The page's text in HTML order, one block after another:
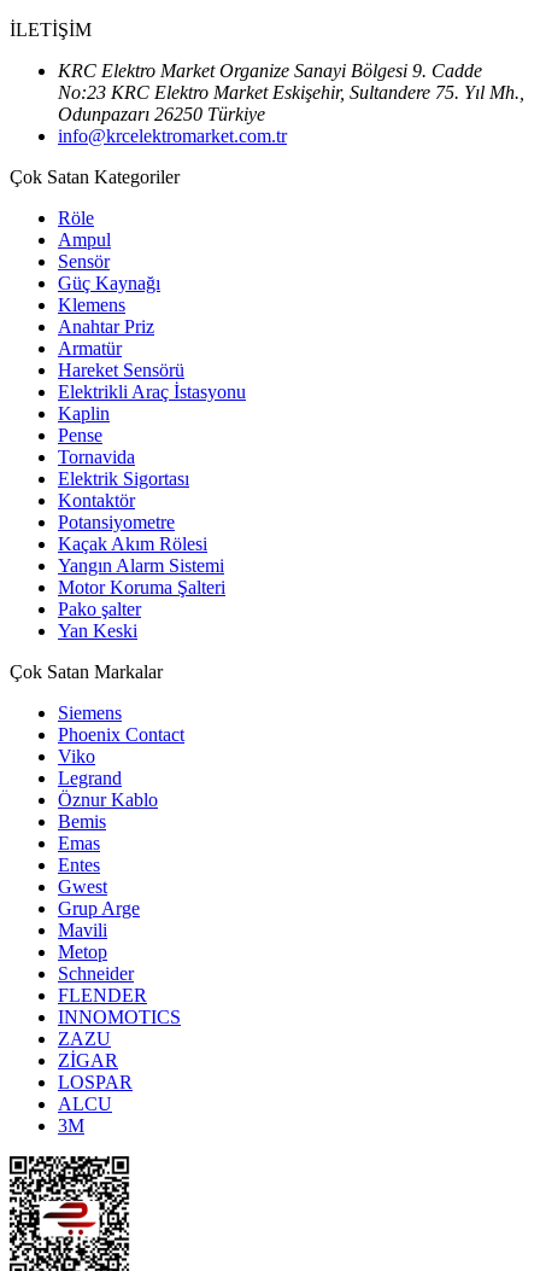
İLETİŞİM
KRC Elektro Market Organize Sanayi Bölgesi 9. Cadde
No:23 KRC Elektro Market Eskişehir, Sultandere 75. Yıl Mh.,
Odunpazarı 26250 Türkiye
info@krcelektromarket.com.tr
Çok Satan Kategoriler
Röle
Ampul
Sensör
Güç Kaynağı
Klemens
Anahtar Priz
Armatür
Hareket Sensörü
Elektrikli Araç İstasyonu
Kaplin
Pense
Tornavida
Elektrik Sigortası
Kontaktör
Potansiyometre
Kaçak Akım Rölesi
Yangın Alarm Sistemi
Motor Koruma Şalteri
Pako şalter
Yan Keski
Çok Satan Markalar
Siemens
Phoenix Contact
Viko
Legrand
Öznur Kablo
Bemis
Emas
Entes
Gwest
Grup Arge
Mavili
Metop
Schneider
FLENDER
INNOMOTICS
ZAZU
ZİGAR
LOSPAR
ALCU
3M